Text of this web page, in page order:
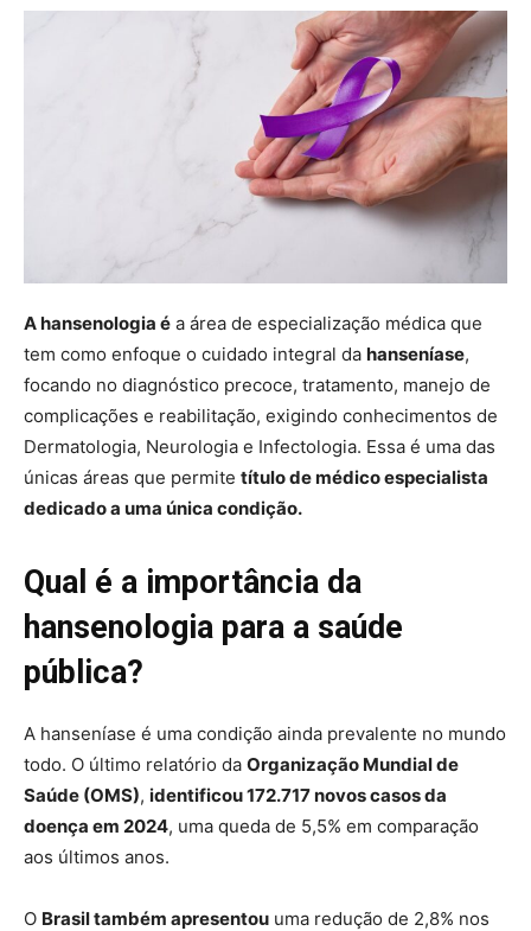
A hansenologia é a área de especialização médica que
tem como enfoque o cuidado integral da hanseníase,
focando no diagnóstico precoce, tratamento, manejo de
complicações e reabilitação, exigindo conhecimentos de
Dermatologia, Neurologia e Infectologia. Essa é uma das
únicas áreas que permite título de médico especialista
dedicado a uma única condição.
Qual é a importância da
hansenologia para a saúde
pública?
A hanseníase é uma condição ainda prevalente no mundo
todo. O último relatório da Organização Mundial de
Saúde (OMS), identificou 172.717 novos casos da
doença em 2024, uma queda de 5,5% em comparação
aos últimos anos.
O Brasil também apresentou uma redução de 2,8% nos